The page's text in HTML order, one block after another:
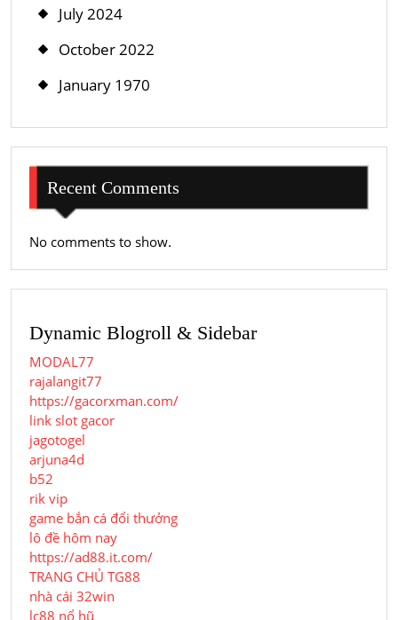
July 2024
October 2022
January 1970
Recent Comments
No comments to show.
Dynamic Blogroll & Sidebar
MODAL77
rajalangit77
https://gacorxman.com/
link slot gacor
jagotogel
arjuna4d
b52
rik vip
game bắn cá đổi thưởng
lô đề hôm nay
https://ad88.it.com/
TRANG CHỦ TG88
nhà cái 32win
lc88 nổ hũ